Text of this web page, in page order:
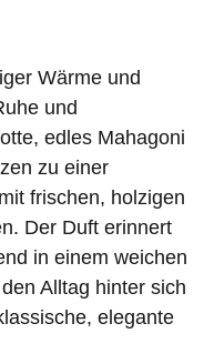
Wärme und
und
edles Mahagoni
zu einer
frischen, holzigen
Der Duft erinnert
in einem weichen
Alltag hinter sich
elegante